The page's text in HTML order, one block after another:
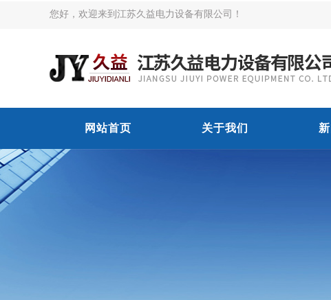
您好，欢迎来到江苏久益电力设备有限公司！
网站首页 关于我们